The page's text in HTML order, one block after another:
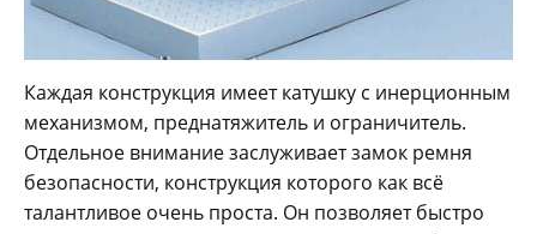
Каждая конструкция имеет катушку с инерционным
механизмом, преднатяжитель и ограничитель.
Отдельное внимание заслуживает замок ремня
безопасности, конструкция которого как всё
талантливое очень проста. Он позволяет быстро